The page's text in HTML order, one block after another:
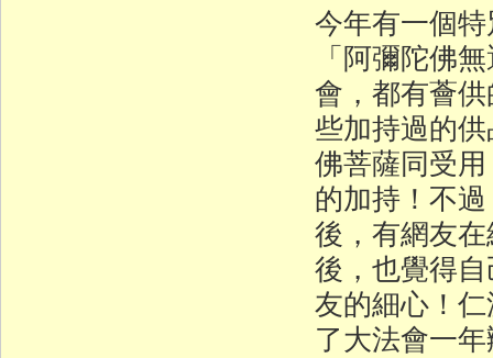
今年有一個
「阿彌陀佛
會，都有薈
些加持過的
佛菩薩同受
的加持！不
後，有網友
後，也覺得
友的細心！
了大法會一